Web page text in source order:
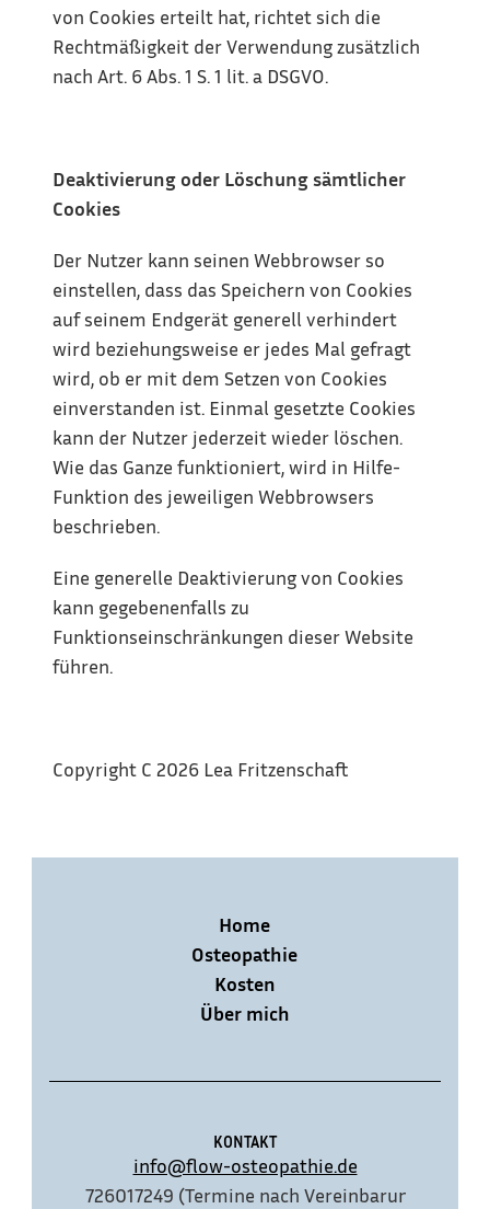
von Cookies erteilt hat, richtet sich die
Rechtmäßigkeit der Verwendung zusätzlich
nach Art. 6 Abs. 1 S. 1 lit. a DSGVO.
Deaktivierung oder Löschung sämtlicher
Cookies
Der Nutzer kann seinen Webbrowser so
einstellen, dass das Speichern von Cookies
auf seinem Endgerät generell verhindert
wird beziehungsweise er jedes Mal gefragt
wird, ob er mit dem Setzen von Cookies
einverstanden ist. Einmal gesetzte Cookies
kann der Nutzer jederzeit wieder löschen.
Wie das Ganze funktioniert, wird in Hilfe-
Funktion des jeweiligen Webbrowsers
beschrieben.
Eine generelle Deaktivierung von Cookies
kann gegebenenfalls zu
Funktionseinschränkungen dieser Website
führen.
Copyright C 2026 Lea Fritzenschaft
Home
Osteopathie
Kosten
Über mich
KONTAKT
info@flow-osteopathie.de
01726017249 (Termine nach Vereinbarung)